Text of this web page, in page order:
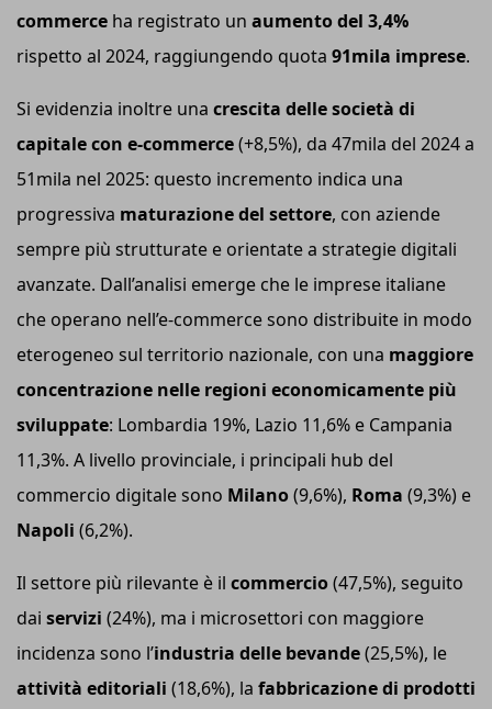
commerce ha registrato un aumento del 3,4%
rispetto al 2024, raggiungendo quota 91mila imprese.
Si evidenzia inoltre una crescita delle società di
capitale con e-commerce(+8,5%), da 47mila del 2024 a
51mila nel 2025: questo incremento indica una
progressiva maturazione del settore, con aziende
sempre più strutturate e orientate a strategie digitali
avanzate. Dall’analisi emerge che le imprese italiane
che operano nell’e-commerce sono distribuite in modo
eterogeneo sul territorio nazionale, con una maggiore
concentrazione nelle regioni economicamente più
sviluppate: Lombardia 19%, Lazio 11,6% e Campania
11,3%. A livello provinciale, i principali hub del
commercio digitale sono Milano(9,6%), Roma (9,3%) e
Napoli (6,2%).
Il settore più rilevante è il commercio(47,5%), seguito
dai servizi (24%), ma i microsettori con maggiore
incidenza sono l’industria delle bevande(25,5%), le
attività editoriali (18,6%), la fabbricazione di prodotti